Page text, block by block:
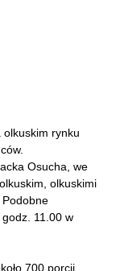
rynku
Osucha, we
olkuskimi
Podobne
11.00 w
700 porcji